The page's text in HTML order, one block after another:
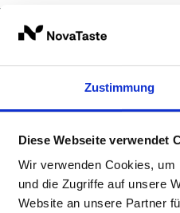
Zustimmung
Diese Webseite verwendet
Wir verwenden Cookies,
und die Zugriffe auf unsere
Website an unsere Partner
Verpackung
je 100 g